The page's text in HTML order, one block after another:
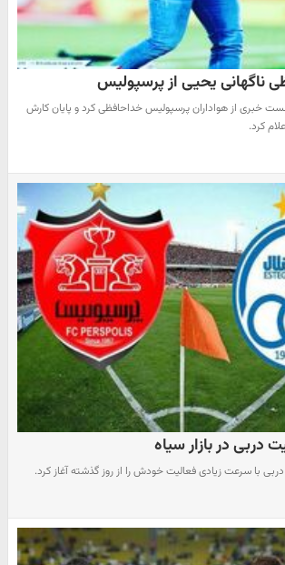
ناگهانی یحیی از پرسپولیس
خبری از هواداران پرسپولیس خداحافظی کرد و پایان کارش
کرد.
دربی در بازار سیاه
با سرعت زیادی فعالیت خودش را از روز گذشته آغاز کرد.